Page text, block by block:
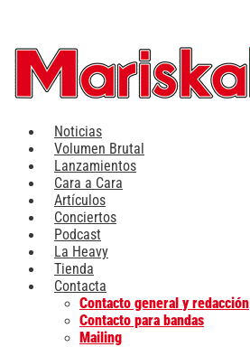
contenido
Noticias
Volumen Brutal
Lanzamientos
Cara a Cara
Artículos
Conciertos
Podcast
La Heavy
Tienda
Contacta
Contacto general y redacción
Contacto para bandas
Mailing